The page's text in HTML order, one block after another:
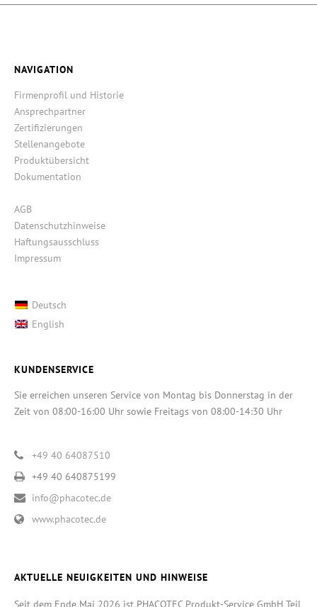
NAVIGATION
Firmenprofil und Historie
Ansprechpartner
Zertifizierungen
Stellenangebote
Produktübersicht
Dokumentation
AGB
Datenschutzhinweise
Haftungsausschluss
Impressum
Deutsch
English
KUNDENSERVICE
Sie erreichen unseren Service von Montag bis Donnerstag in der
Zeit von 08:00-16:00 Uhr sowie Freitags von 08:00-14:30 Uhr
+49 40 64087510
+49 40 640875199
info@phacotec.de
www.phacotec.de
AKTUELLE NEUIGKEITEN UND HINWEISE
Seit dem Ende Mai 2026 ist PHACOTEC Produkt-Service GmbH Teil